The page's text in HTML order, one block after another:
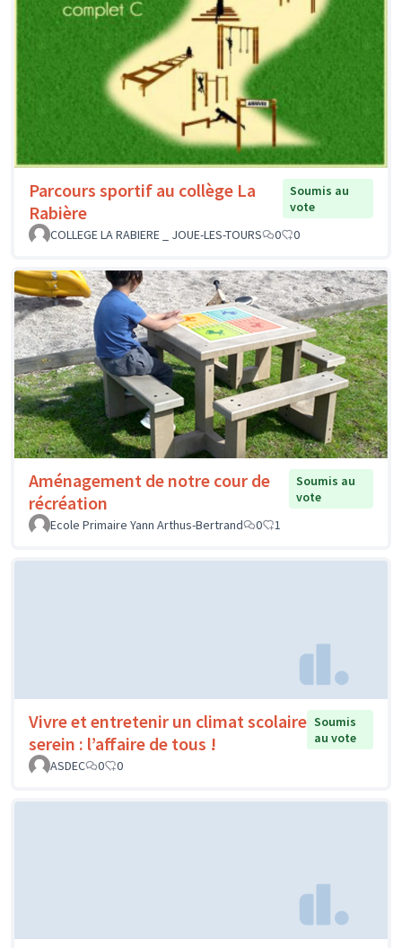
Parcours sportif au collège La
Rabière
Soumis au
vote
COLLEGE LA RABIERE _ JOUE-LES-TOURS
0 0
Aménagement de notre cour de
récréation
Soumis au
vote
Ecole Primaire Yann Arthus-Bertrand
0 1
Vivre et entretenir un climat scolaire
serein : l’affaire de tous !
Soumis
au vote
ASDEC
0 0